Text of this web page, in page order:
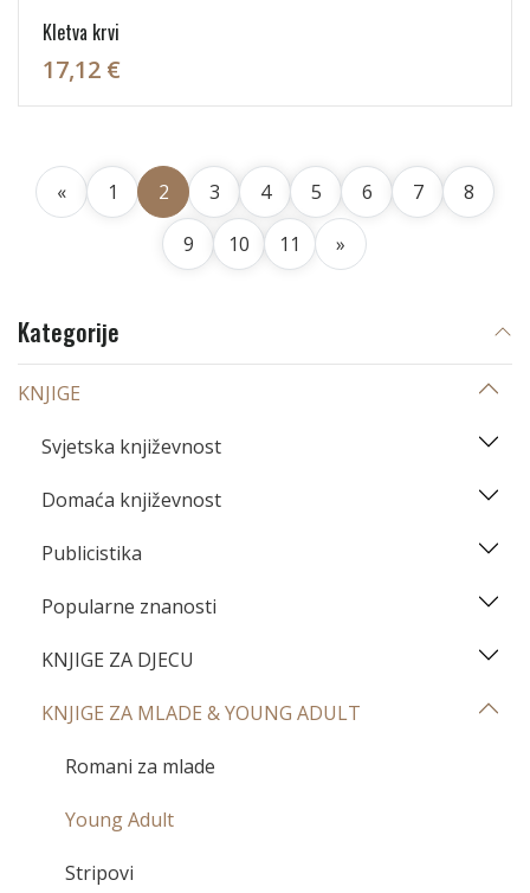
Kletva krvi
17,12 €
« 1 2 3 4 5 6 7
8
9
10 11 »
Kategorije
KNJIGE
Svjetska književnost
Domaća književnost
Publicistika
Popularne znanosti
KNJIGE ZA DJECU
KNJIGE ZA MLADE & YOUNG ADULT
Romani za mlade
Young Adult
Stripovi